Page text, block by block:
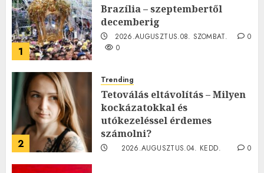
1
Brazília – szeptembertől
decemberig
2026.AUGUSZTUS.08. SZOMBAT.
0
0
2
Trending
Tetoválás eltávolítás – Milyen
kockázatokkal és
utókezeléssel érdemes
számolni?
2026.AUGUSZTUS.04. KEDD.
0